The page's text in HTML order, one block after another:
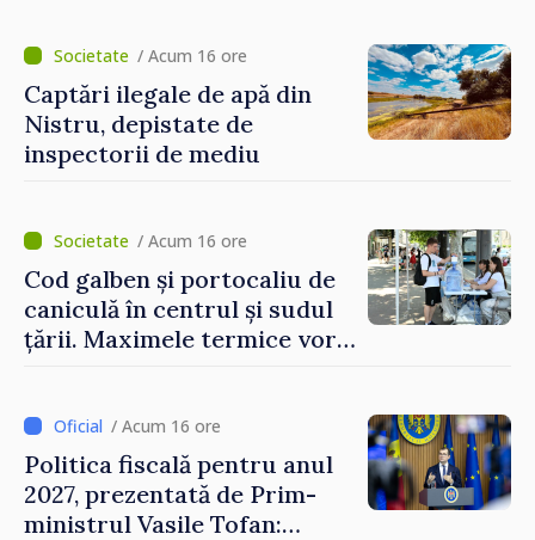
/ Acum 16 ore
Captări ilegale de apă din
Nistru, depistate de
inspectorii de mediu
/ Acum 16 ore
Cod galben și portocaliu de
caniculă în centrul și sudul
țării. Maximele termice vor
/ Acum 16 ore
Politica fiscală pentru anul
2027, prezentată de Prim-
ministrul Vasile Tofan: